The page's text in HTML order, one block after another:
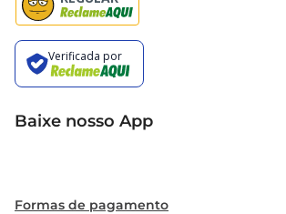
Baixe nosso App
Formas de pagamento